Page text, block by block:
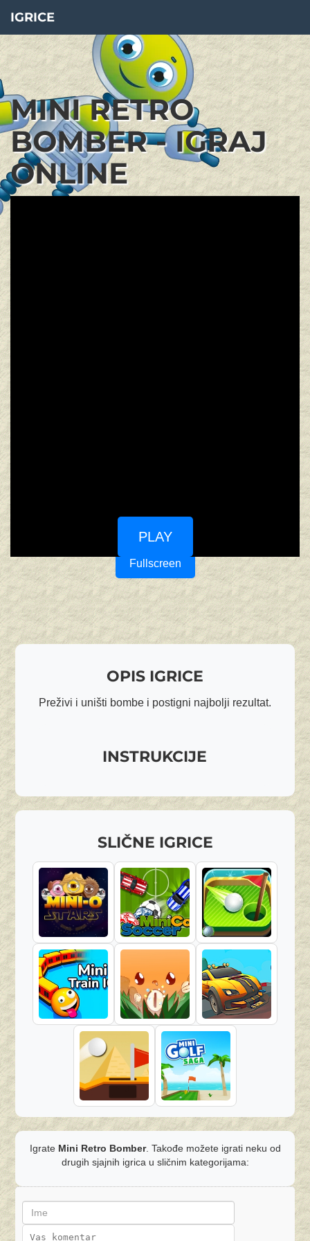
IGRICE
MINI RETRO
BOMBER - IGRAJ
ONLINE
PLAY
Fullscreen
OPIS IGRICE
Preživi i uništi bombe i postigni najbolji rezultat.
INSTRUKCIJE
SLIČNE IGRICE
Igrate Mini Retro Bomber. Takođe možete igrati neku od
drugih sjajnih igrica u sličnim kategorijama: